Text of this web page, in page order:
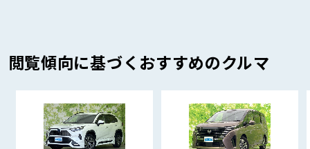
閲覧傾向に基づくおすすめのクルマ